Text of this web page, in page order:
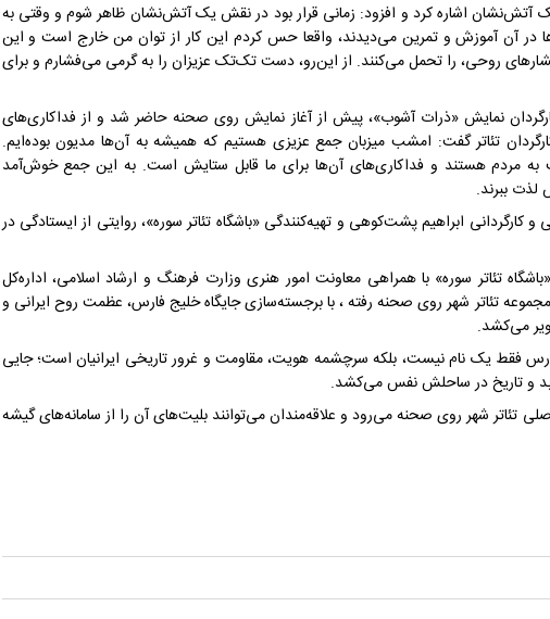
آتش‌نشان اشاره کرد و افزود: زمانی قرار بود در نقش یک آتش‌نشان ظاهر شوم و وقتی به
در آن آموزش و تمرین می‌دیدند، واقعا حس کردم این کار از توان من خارج است و این
روحی، را تحمل می‌کنند. از این‌رو، دست تک‌تک عزیزان را به گرمی می‌فشارم و برای
نمایش «ذرات آشوب»، پیش از آغاز نمایش روی صحنه حاضر شد و از فداکاری‌های
تئاتر گفت: امشب میزبان جمع عزیزی هستیم که همیشه به آن‌ها مدیون بوده‌ایم.
مردم هستند و فداکاری‌های آن‌ها برای ما قابل ستایش است. به این جمع خوش‌آمد
لذت ببرند.
ابراهیم پشت‌کوهی و تهیه‌کنندگی «باشگاه تئاتر سوره»، روایتی از ایستادگی در
تئاتر سوره» با همراهی معاونت امور هنری وزارت فرهنگ و ارشاد اسلامی، اداره‌کل
تئاتر شهر روی صحنه رفته ، با برجسته‌سازی جایگاه خلیج فارس، عظمت روح ایرانی و
می‌کشد.
فقط یک نام نیست، بلکه سرچشمه هویت، مقاومت و غرور تاریخی ایرانیان است؛ جایی
و تاریخ در ساحلش نفس می‌کشد.
۱۹:۳۰ در تالار اصلی تئاتر شهر روی صحنه می‌رود و علاقه‌مندان می‌توانند بلیت‌های آن را از سامانه‌های گیشه